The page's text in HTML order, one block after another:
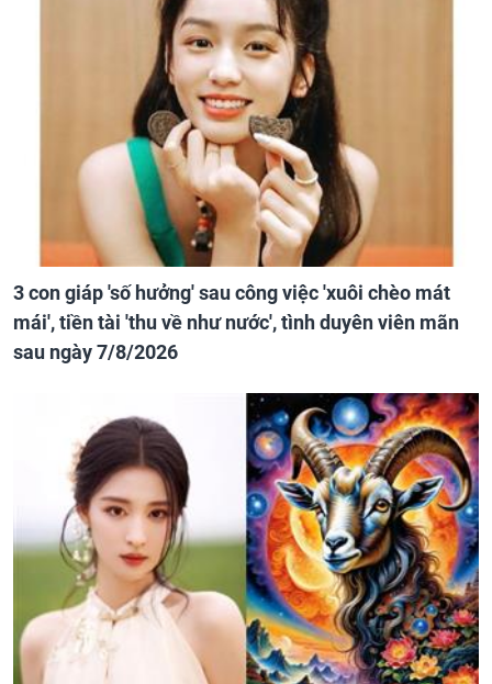
3 con giáp 'số hưởng' sau công việc 'xuôi chèo mát
mái', tiền tài 'thu về như nước', tình duyên viên mãn
sau ngày 7/8/2026